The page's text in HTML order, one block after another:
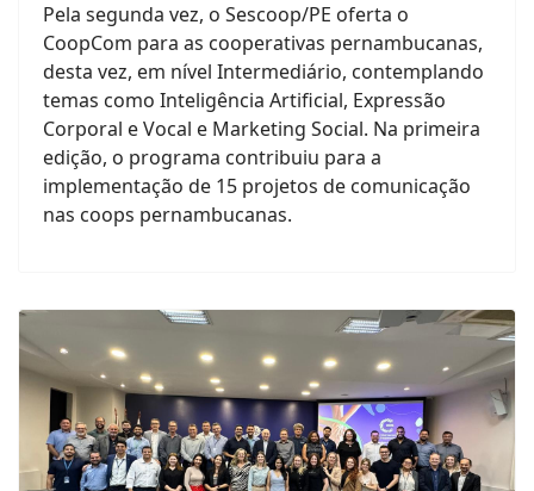
Pela segunda vez, o Sescoop/PE oferta o
CoopCom para as cooperativas pernambucanas,
desta vez, em nível Intermediário, contemplando
temas como Inteligência Artificial, Expressão
Corporal e Vocal e Marketing Social. Na primeira
edição, o programa contribuiu para a
implementação de 15 projetos de comunicação
nas coops pernambucanas.